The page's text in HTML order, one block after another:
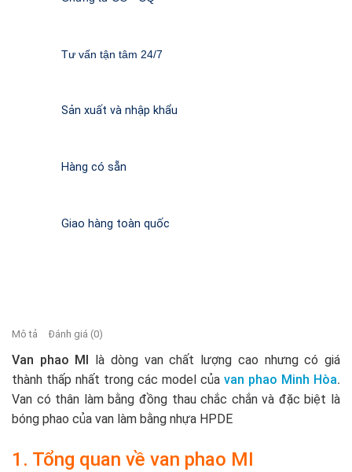
Tư vấn tận tâm 24/7
Sản xuất và nhập khẩu
Hàng có sẵn
Giao hàng toàn quốc
Mô tả Đánh giá (0)
Van phao MI là dòng van chất lượng cao nhưng có giá
thành thấp nhất trong các model của van phao Minh Hòa.
Van có thân làm bằng đồng thau chắc chắn và đặc biệt là
bóng phao của van làm bằng nhựa HPDE
1. Tổng quan về van phao MI